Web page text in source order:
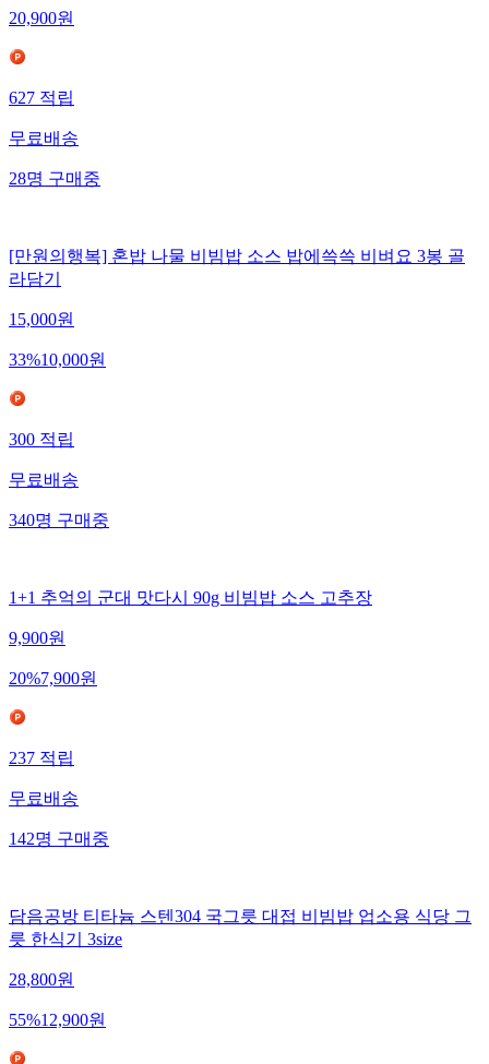
20,900원
627적립
무료배송
28명구매중
[만원의행복] 혼밥 나물 비빔밥 소스 밥에쓱쓱 비벼요 3봉 골
라담기
15,000원
33%10,000원
300적립
무료배송
340명구매중
1+1 추억의 군대 맛다시 90g 비빔밥 소스 고추장
9,900원
20%7,900원
237적립
무료배송
142명구매중
담음공방 티타늄 스텐304 국그릇 대접 비빔밥 업소용 식당 그
릇 한식기 3size
28,800원
55%12,900원